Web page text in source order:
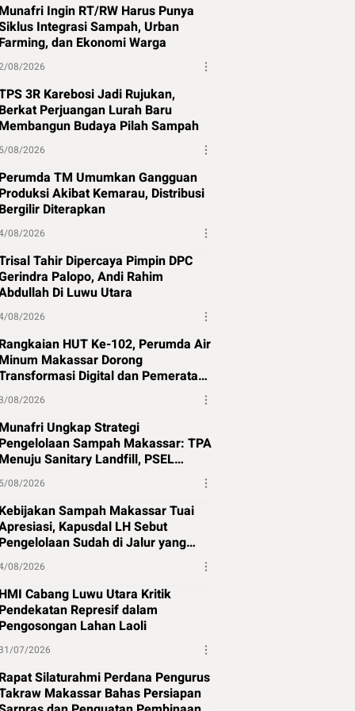
Munafri Ingin RT/RW Harus Punya
Integrasi Sampah, Urban
Farming, dan Ekonomi Warga
08/2026
3R Karebosi Jadi Rujukan,
Berkat Perjuangan Lurah Baru
Membangun Budaya Pilah Sampah
5/08/2026
Perumda TM Umumkan Gangguan
Produksi Akibat Kemarau, Distribusi
Bergilir Diterapkan
08/2026
Tahir Dipercaya Pimpin DPC
Palopo, Andi Rahim
Di Luwu Utara
08/2026
Rangkaian HUT Ke-102, Perumda Air
Minum Makassar Dorong
Digital dan Pemerataan
Air Bersih
08/2026
Munafri Ungkap Strategi
Pengelolaan Sampah Makassar: TPA
Menuju Sanitary Landfill, PSEL
Beralih ke Perpres 109
5/08/2026
Kebijakan Sampah Makassar Tuai
Kapusdal LH Sebut
Pengelolaan Sudah di Jalur yang
Tepat
08/2026
HMI Cabang Luwu Utara Kritik
Pendekatan Represif dalam
Pengosongan Lahan Laoli
07/2026
Rapat Silaturahmi Perdana Pengurus
Makassar Bahas Persiapan